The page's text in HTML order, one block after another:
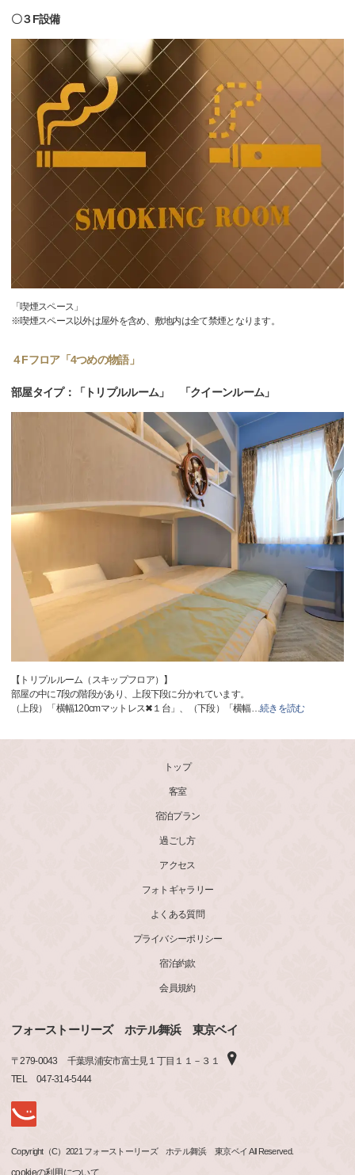
〇３F設備
「喫煙スペース」
※喫煙スペース以外は屋外を含め、敷地内は全て禁煙となります。
４Fフロア「4つめの物語」
部屋タイプ：「トリプルルーム」 「クイーンルーム」
【トリプルルーム（スキップフロア）】
部屋の中に7段の階段があり、上段下段に分かれています。
（上段）「横幅120cmマットレス✖１台」、（下段）「横幅…続きを読む
トップ
客室
宿泊プラン
過ごし方
アクセス
フォトギャラリー
よくある質問
プライバシーポリシー
宿泊約款
会員規約
フォーストーリーズ ホテル舞浜 東京ベイ
〒279-0043
千葉県浦安市富士見１丁目１１－３１
TEL
047-314-5444
Copyright（C）2021 フォーストーリーズ ホテル舞浜 東京ベイ All Reserved.